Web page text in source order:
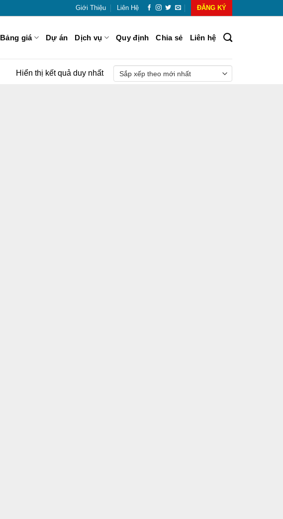
Giới Thiệu Liên Hệ ĐĂNG KÝ
Bảng giá Dự án Dịch vụ Quy định Chia sẻ Liên hệ
Hiển thị kết quả duy nhất